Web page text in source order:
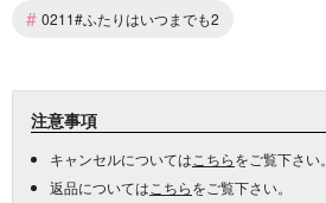
# 0211#ふたりはいつまでも2
注意事項
キャンセルについては こちらをご覧下さい。
返品については こちらをご覧下さい。